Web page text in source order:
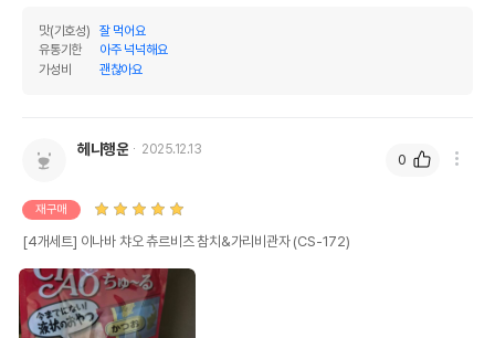
맛(기호성)
잘 먹어요
유통기한
아주 넉넉해요
가성비
괜찮아요
헤니행운 2025.12.13
재구매
[4개세트] 이나바 챠오 츄르비츠 참치&가리비관자 (CS-172)
0